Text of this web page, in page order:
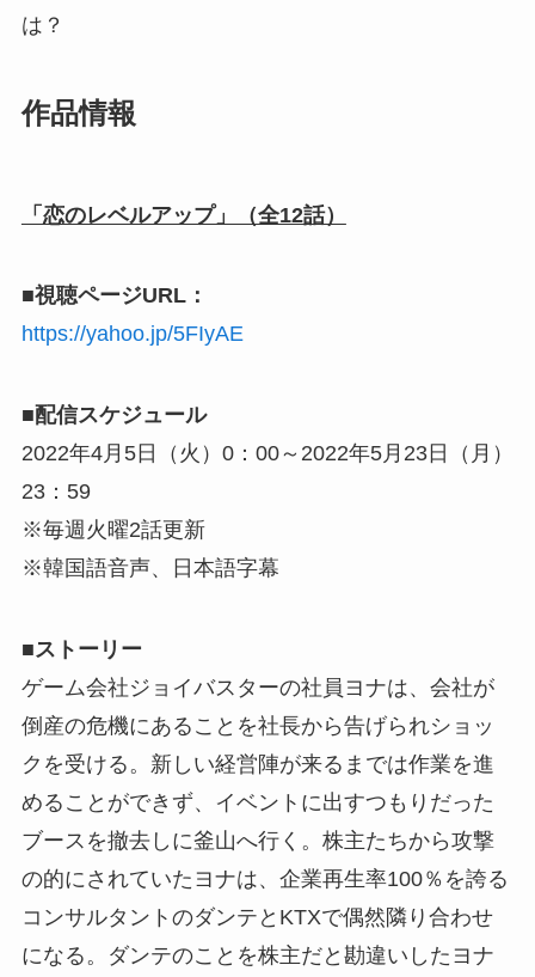
は？
作品情報
「恋のレベルアップ」（全12話）
■視聴ページURL：
https://yahoo.jp/5FIyAE
■配信スケジュール
2022年4月5日（火）0：00～2022年5月23日（月）
23：59
※毎週火曜2話更新
※韓国語音声、日本語字幕
■ストーリー
ゲーム会社ジョイバスターの社員ヨナは、会社が
倒産の危機にあることを社長から告げられショッ
クを受ける。新しい経営陣が来るまでは作業を進
めることができず、イベントに出すつもりだった
ブースを撤去しに釜山へ行く。株主たちから攻撃
の的にされていたヨナは、企業再生率100％を誇る
コンサルタントのダンテとKTXで偶然隣り合わせ
になる。ダンテのことを株主だと勘違いしたヨナ